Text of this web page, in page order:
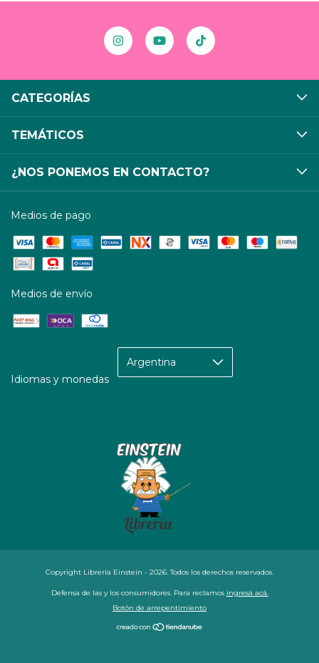
CATEGORÍAS
TEMÁTICOS
¿NOS PONEMOS EN CONTACTO?
Medios de pago
Medios de envío
Idiomas y monedas
Copyright Librería Einstein - 2026. Todos los derechos reservados.
Defensa de las y los consumidores. Para reclamos ingresá acá.
Botón de arrepentimiento